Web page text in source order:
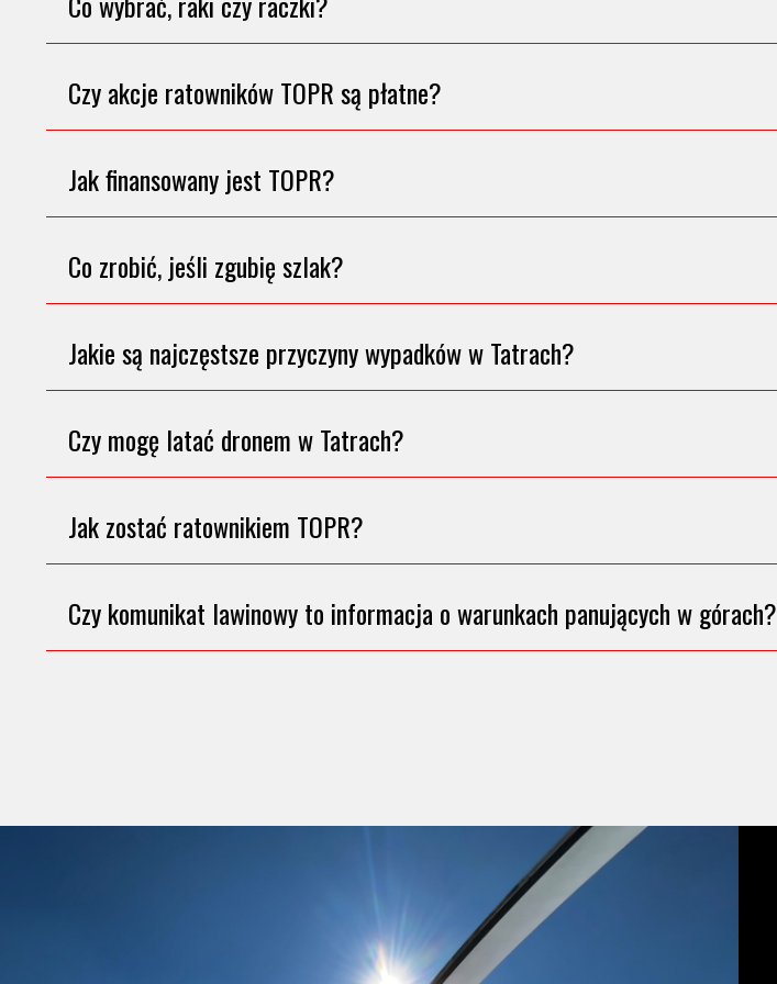
Czy akcje ratowników TOPR są płatne?
Jak finansowany jest TOPR?
Co zrobić, jeśli zgubię szlak?
Jakie są najczęstsze przyczyny wypadków w Tatrach?
Czy mogę latać dronem w Tatrach?
Jak zostać ratownikiem TOPR?
Czy komunikat lawinowy to informacja o warunkach panujących w górach?